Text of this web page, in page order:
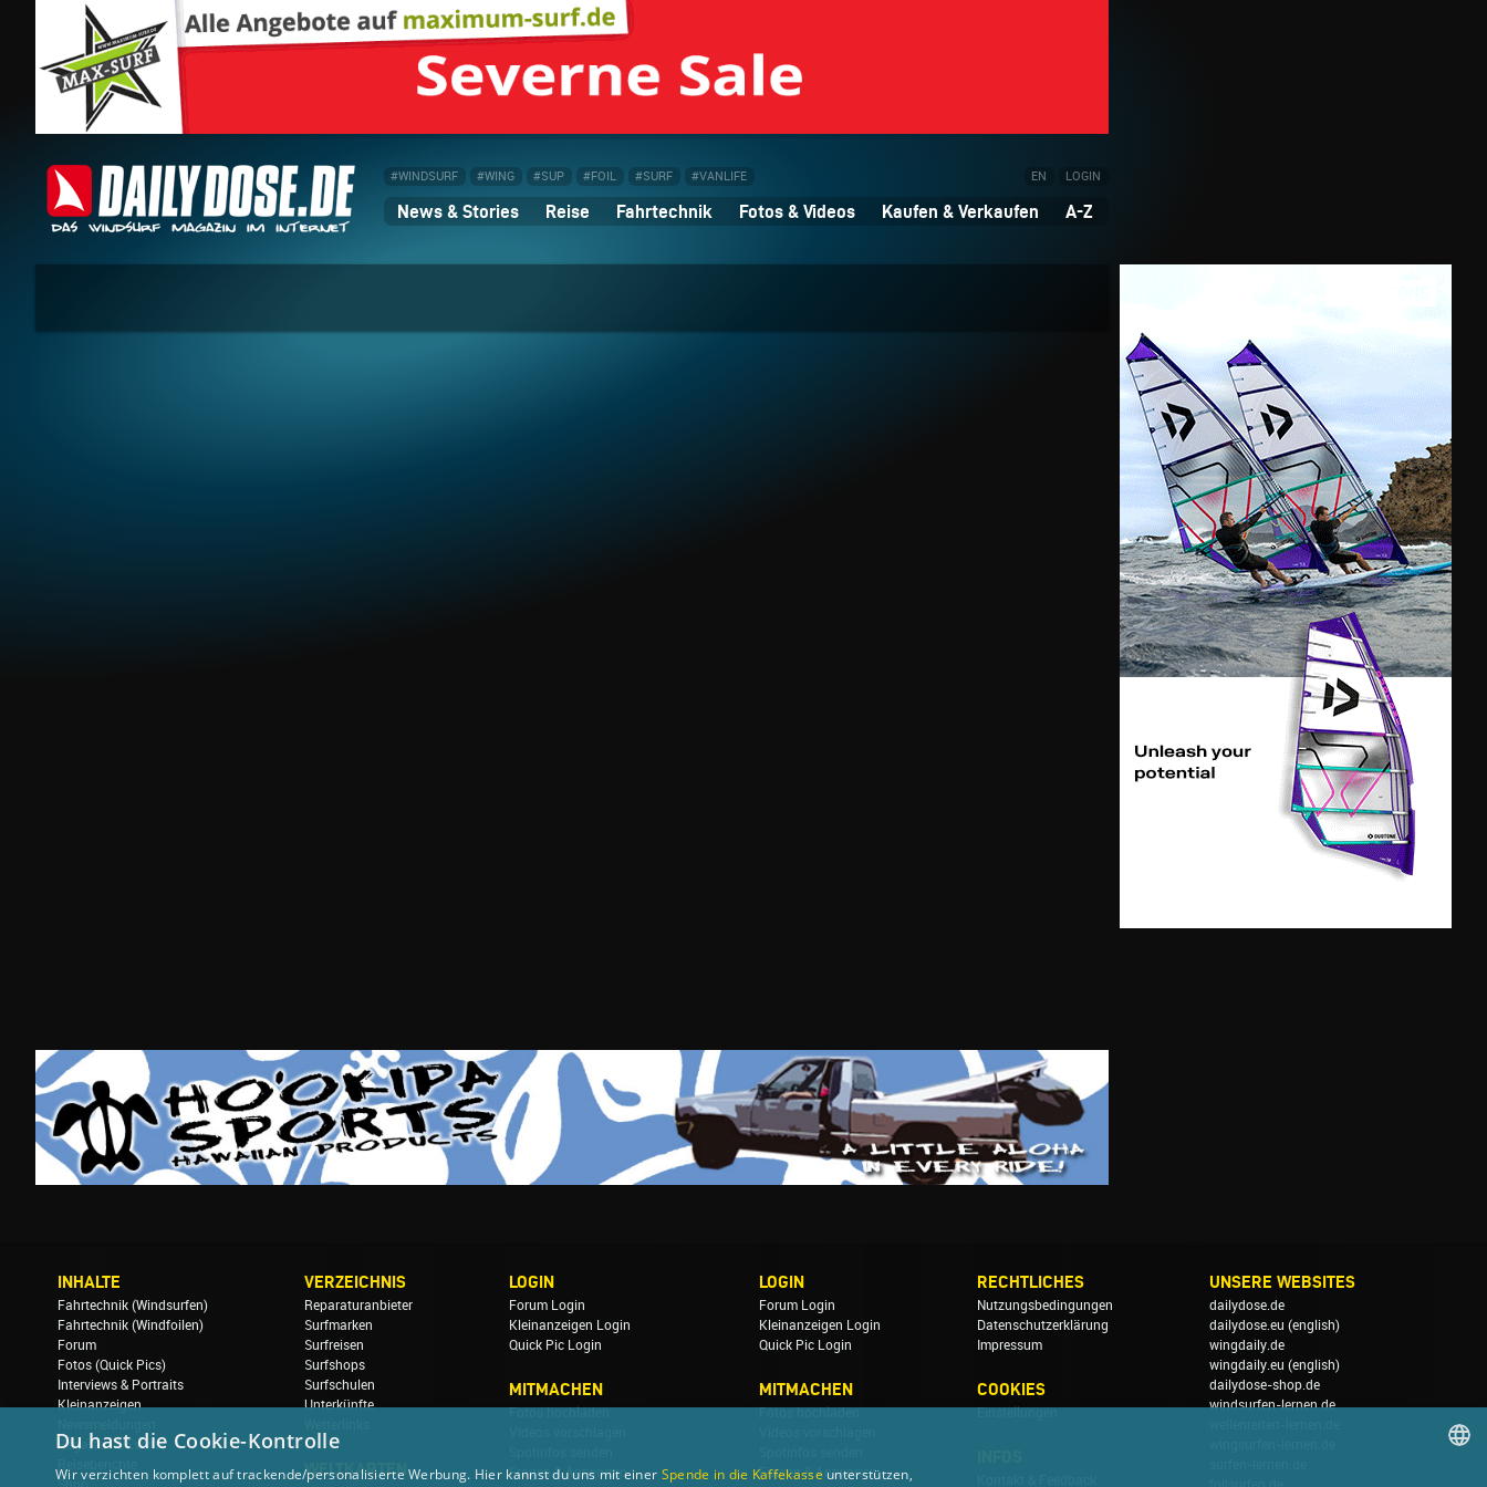
#WINDSURF #WING #SUP #FOIL #SURF #VANLIFE EN LOGIN
News & Stories Reise Fahrtechnik Fotos & Videos Kaufen & Verkaufen A-Z
INHALTE
Fahrtechnik (Windsurfen)
Fahrtechnik (Windfoilen)
Forum
Fotos (Quick Pics)
Interviews & Portraits
Kleinanzeigen
Regatten & Events
VERZEICHNIS
Reparaturanbieter
Surfmarken
Surfreisen
Surfshops
Surfschulen
Unterkünfte
WELTKARTEN
LOGIN
Forum Login
Kleinanzeigen Login
Quick Pic Login
MITMACHEN
Fotos hochladen
Fragen & Antworten
LOGIN
Forum Login
Kleinanzeigen Login
Quick Pic Login
MITMACHEN
Fotos hochladen
Fragen & Antworten
RECHTLICHES
Nutzungsbedingungen
Datenschutzerklärung
Impressum
COOKIES
Einstellungen
UNSERE WEBSITES
dailydose.de
dailydose.eu (english)
wingdaily.de
wingdaily.eu (english)
dailydose-shop.de
windsurfen-lernen.de
Du hast die Cookie-Kontrolle
Wir verzichten komplett auf trackende/personalisierte Werbung. Hier kannst du uns mit einer Spende in die Kaffekasseunterstützen,